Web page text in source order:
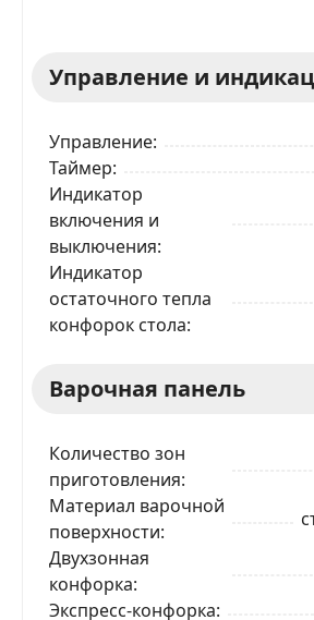
Управление и
Управление
Таймер
Индикатор
включения и
выключения
Индикатор
остаточного тепла
конфорок стола
Варочная панель
Количество зон
приготовления
Материал варочной
поверхности
Двухзонная
конфорка
Экспресс-конфорка